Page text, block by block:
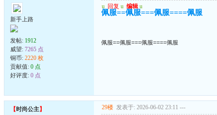
新手上路
发帖: 1912
威望: 7265 点
铜币: 2220 枚
贡献值: 0 点
好评度: 0 点
u 回复 u 编辑 u
佩服==佩服===佩服====佩服
佩服==佩服===佩服====佩服
【时尚公主】 29楼 发表于: 2026-06-02 23:11 ---